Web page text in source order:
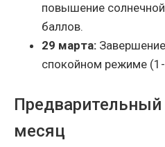
повышение
баллов.
29 марта:
спокойном режиме
Предварительный
месяц